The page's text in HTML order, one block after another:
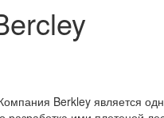
Berkley является